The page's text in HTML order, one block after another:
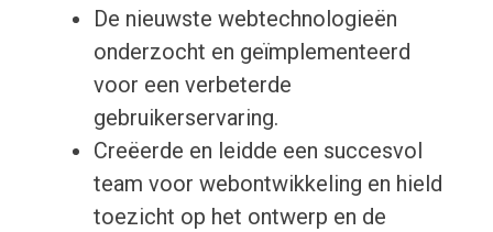
De nieuwste webtechnologieën
onderzocht en geïmplementeerd
voor een verbeterde
gebruikerservaring.
Creëerde en leidde een succesvol
team voor webontwikkeling en hield
toezicht op het ontwerp en de